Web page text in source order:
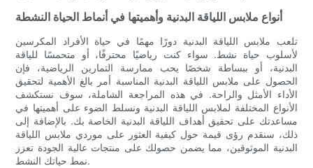
أنواع ملابس اللياقة البدنية وأهميتها في أنماط الحياة النشطة
تلعب ملابس اللياقة البدنية دورًا مهمًا في حياة الأفراد المكرسين
لأسلوب حياة نشط. سواء كنت رياضيًا محترفًا، أو متحمسًا للياقة
البدنية، أو ببساطة شخصًا يحب ممارسة التمارين الرياضية، فإن
الحصول على ملابس اللياقة البدنية المناسبة أمر بالغ الأهمية لتحقيق
الأداء الأمثل والراحة. في هذه المراجعة الشاملة، سوف نستكشف
الأنواع المختلفة لملابس اللياقة البدنية ونسلط الضوء على أهميتها في
مساعدتك على تحقيق أهداف اللياقة البدنية الخاصة بك. بالإضافة إلى
ذلك، سنقدم رؤى قيمة حول كيفية العثور على موردي ملابس اللياقة
البدنية الموثوقين، مما يضمن حصولك على منتجات عالية الجودة تعزز
نمط حياتك النشط.